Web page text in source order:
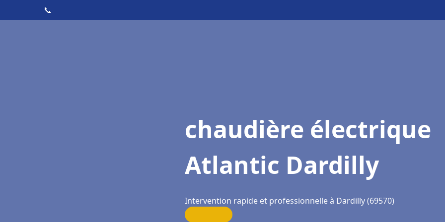
📞
chaudière électrique
Atlantic Dardilly
Intervention rapide et professionnelle à Dardilly (69570)